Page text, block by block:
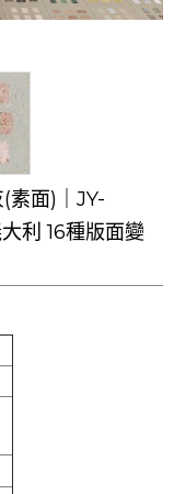
素面)｜JY-
利 16種版面變